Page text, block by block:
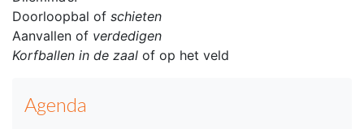
Doorloopbal of schieten
Aanvallen of verdedigen
Korfballen in de zaal of op het veld
Agenda